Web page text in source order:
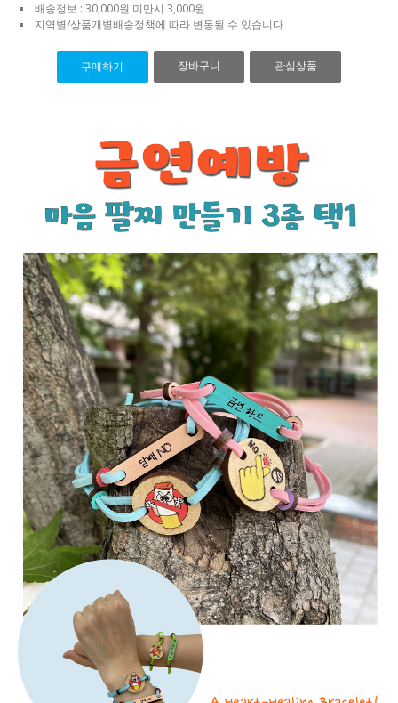
배송정보 : 30,000원 미만시 3,000원
지역별/상품개별배송정책에 따라 변동될 수 있습니다
구매하기 장바구니 관심상품